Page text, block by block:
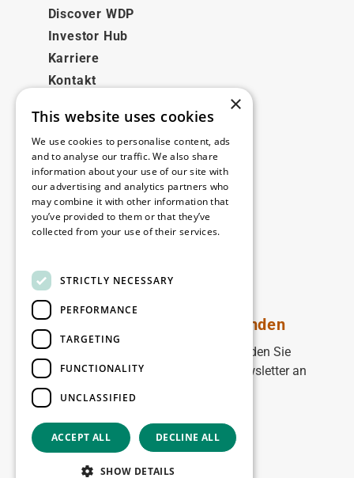
Discover WDP
Investor Hub
Karriere
Kontakt
Rechtliches
Disclaimer
Privacy policy
Cookie policy
Kontakt
Bleiben Sie auf dem Laufenden
Bleiben Sie auf dem Laufenden: Melden Sie
sich für unseren WDP Marketing-Newsletter an
Copyright © 2026
×
This website uses cookies
We use cookies to personalise content, ads
and to analyse our traffic. We also share
information about your use of our site with
our advertising and analytics partners who
may combine it with other information that
you’ve provided to them or that they’ve
collected from your use of their services.
STRICTLY NECESSARY
PERFORMANCE
TARGETING
FUNCTIONALITY
UNCLASSIFIED
ACCEPT ALL DECLINE ALL
SHOW DETAILS